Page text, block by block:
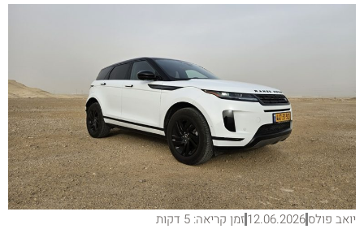
יואב פולס12.06.2026זמן קריאה: 5 דקות